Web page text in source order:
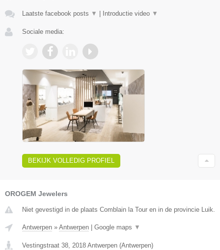
Laatste facebook posts ▼ Introductie video ▼
Sociale media:
BEKIJK VOLLEDIG PROFIEL
OROGEM Jewelers
Niet gevestigd in de plaats Comblain la Tour en in de provincie Luik.
Antwerpen » Antwerpen Google maps ▼
Vestingstraat 38, 2018 Antwerpen (Antwerpen)